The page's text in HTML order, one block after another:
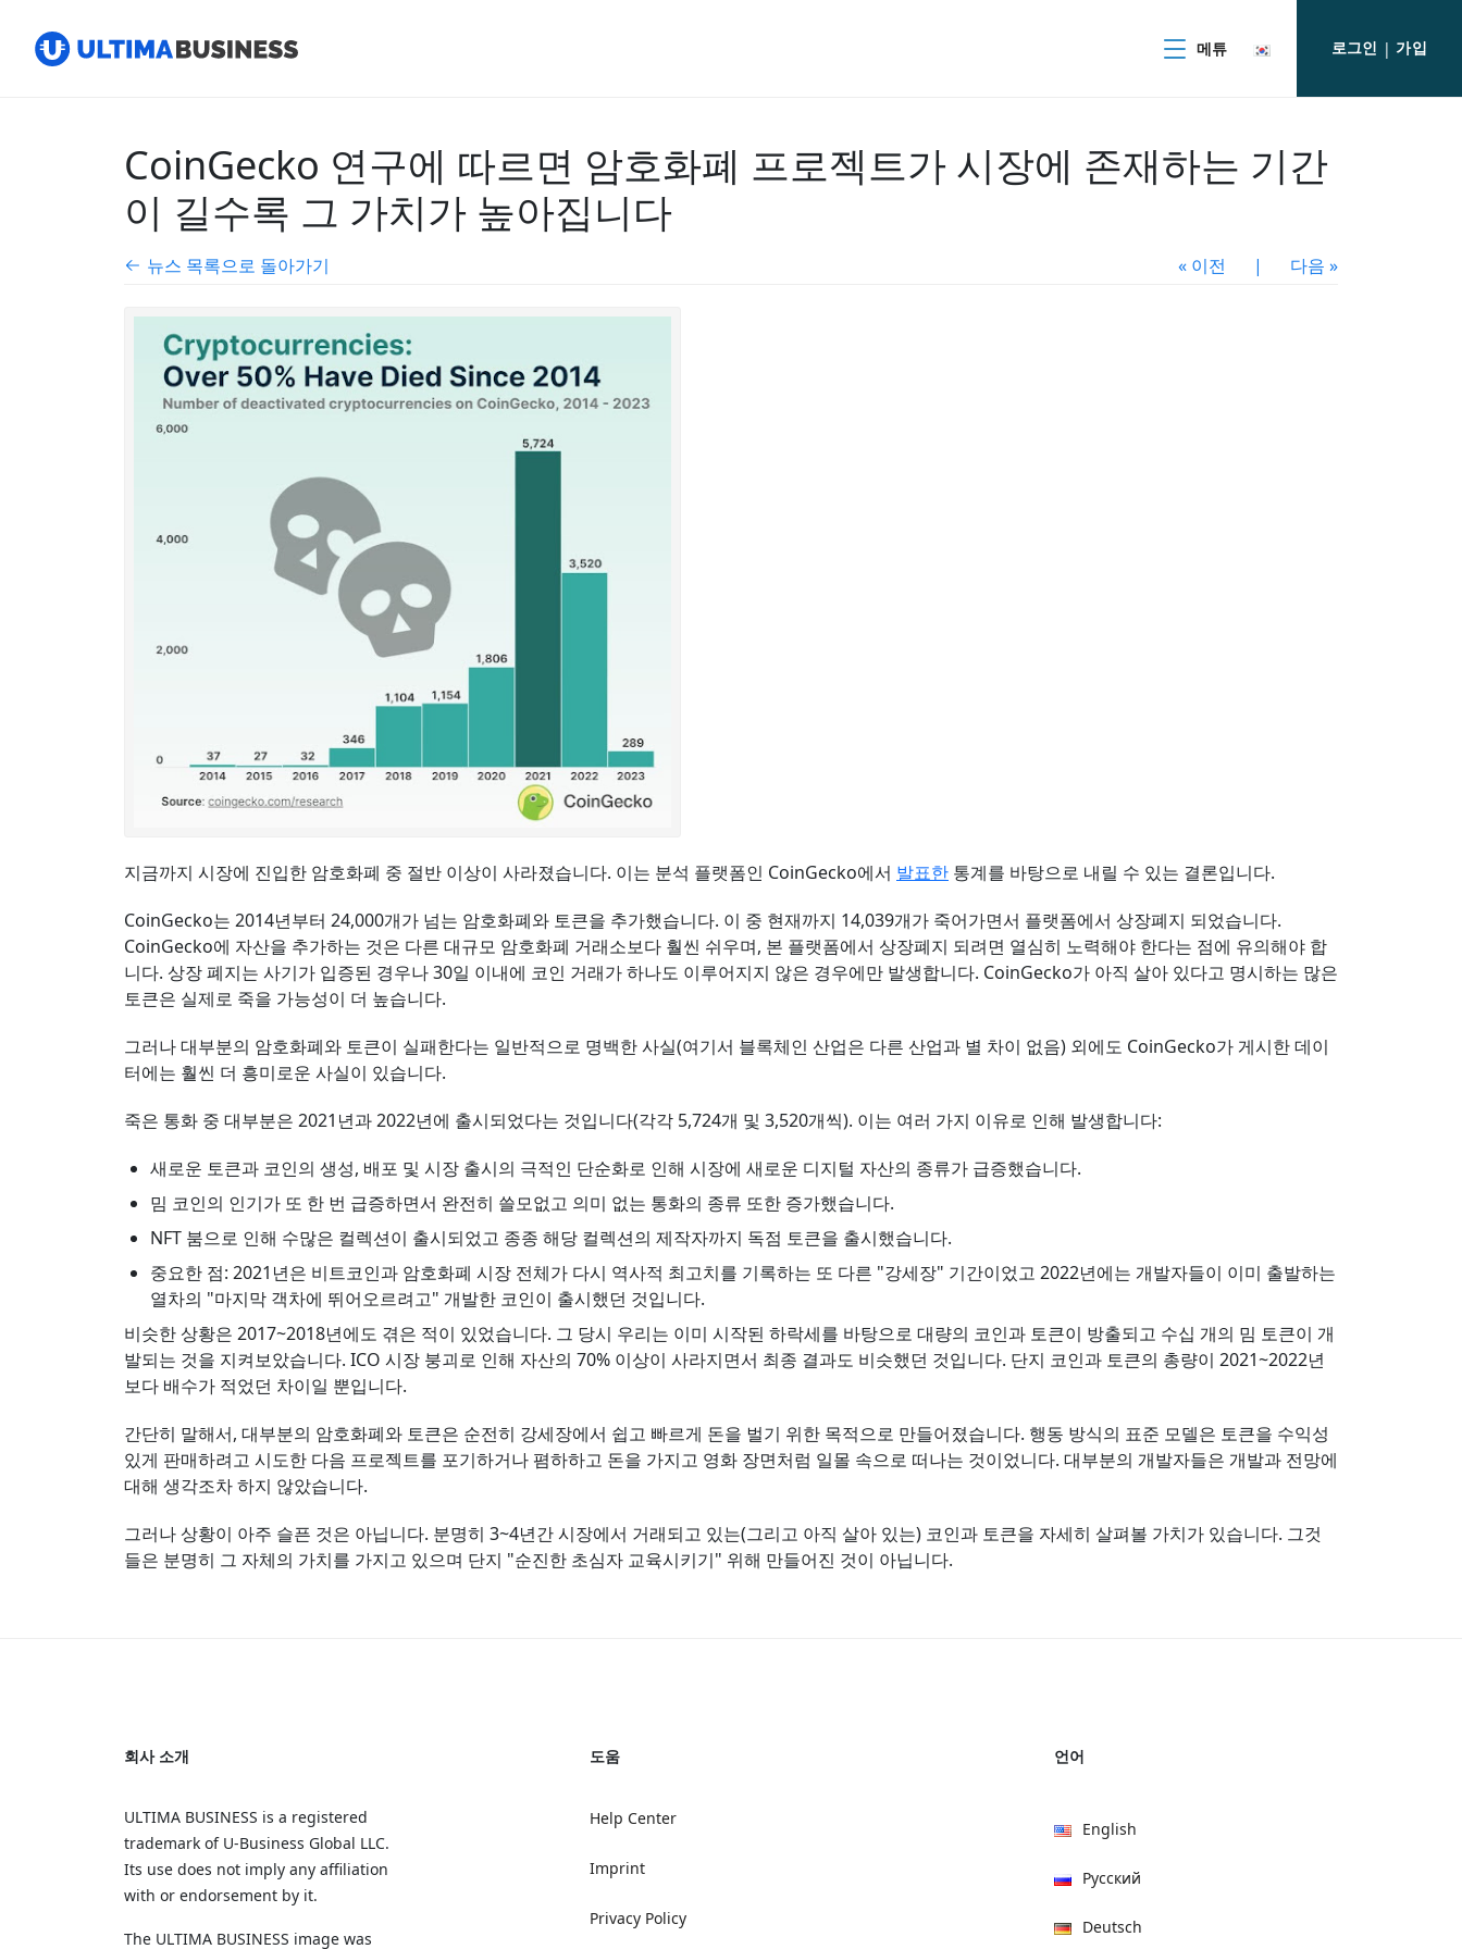
메튜 로그인 | 가입
CoinGecko 연구에 따르면 암호화폐 프로젝트가 시장에 존재하는 기간
이 길수록 그 가치가 높아집니다
뉴스 목록으로 돌아가기 « 이전 | 다음 »
지금까지 시장에 진입한 암호화폐 중 절반 이상이 사라졌습니다. 이는 분석 플랫폼인 CoinGecko에서 발표한 통계를 바탕으로 내릴 수 있는 결론입니다.
CoinGecko는 2014년부터 24,000개가 넘는 암호화폐와 토큰을 추가했습니다. 이 중 현재까지 14,039개가 죽어가면서 플랫폼에서 상장폐지 되었습니다.
CoinGecko에 자산을 추가하는 것은 다른 대규모 암호화폐 거래소보다 훨씬 쉬우며, 본 플랫폼에서 상장폐지 되려면 열심히 노력해야 한다는 점에 유의해야 합
니다. 상장 폐지는 사기가 입증된 경우나 30일 이내에 코인 거래가 하나도 이루어지지 않은 경우에만 발생합니다. CoinGecko가 아직 살아 있다고 명시하는 많은
토큰은 실제로 죽을 가능성이 더 높습니다.
그러나 대부분의 암호화폐와 토큰이 실패한다는 일반적으로 명백한 사실(여기서 블록체인 산업은 다른 산업과 별 차이 없음) 외에도 CoinGecko가 게시한 데이
터에는 훨씬 더 흥미로운 사실이 있습니다.
죽은 통화 중 대부분은 2021년과 2022년에 출시되었다는 것입니다(각각 5,724개 및 3,520개씩). 이는 여러 가지 이유로 인해 발생합니다:
새로운 토큰과 코인의 생성, 배포 및 시장 출시의 극적인 단순화로 인해 시장에 새로운 디지털 자산의 종류가 급증했습니다.
밈 코인의 인기가 또 한 번 급증하면서 완전히 쓸모없고 의미 없는 통화의 종류 또한 증가했습니다.
NFT 붐으로 인해 수많은 컬렉션이 출시되었고 종종 해당 컬렉션의 제작자까지 독점 토큰을 출시했습니다.
중요한 점: 2021년은 비트코인과 암호화폐 시장 전체가 다시 역사적 최고치를 기록하는 또 다른 "강세장" 기간이었고 2022년에는 개발자들이 이미 출발하는
열차의 "마지막 객차에 뛰어오르려고" 개발한 코인이 출시했던 것입니다.
비슷한 상황은 2017~2018년에도 겪은 적이 있었습니다. 그 당시 우리는 이미 시작된 하락세를 바탕으로 대량의 코인과 토큰이 방출되고 수십 개의 밈 토큰이 개
발되는 것을 지켜보았습니다. ICO 시장 붕괴로 인해 자산의 70% 이상이 사라지면서 최종 결과도 비슷했던 것입니다. 단지 코인과 토큰의 총량이 2021~2022년
보다 배수가 적었던 차이일 뿐입니다.
간단히 말해서, 대부분의 암호화폐와 토큰은 순전히 강세장에서 쉽고 빠르게 돈을 벌기 위한 목적으로 만들어졌습니다. 행동 방식의 표준 모델은 토큰을 수익성
있게 판매하려고 시도한 다음 프로젝트를 포기하거나 폄하하고 돈을 가지고 영화 장면처럼 일몰 속으로 떠나는 것이었니다. 대부분의 개발자들은 개발과 전망에
대해 생각조차 하지 않았습니다.
그러나 상황이 아주 슬픈 것은 아닙니다. 분명히 3~4년간 시장에서 거래되고 있는(그리고 아직 살아 있는) 코인과 토큰을 자세히 살펴볼 가치가 있습니다. 그것
들은 분명히 그 자체의 가치를 가지고 있으며 단지 "순진한 초심자 교육시키기" 위해 만들어진 것이 아닙니다.
회사 소개
ULTIMA BUSINESS is a registered
trademark of U‑Business Global LLC.
Its use does not imply any affiliation
with or endorsement by it.
The ULTIMA BUSINESS image was
도움
Help Center
Imprint
Privacy Policy
언어
English
Русский
Deutsch